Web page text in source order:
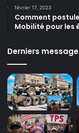
février 17, 2023
Comment
Mobilité pour les
Derniers